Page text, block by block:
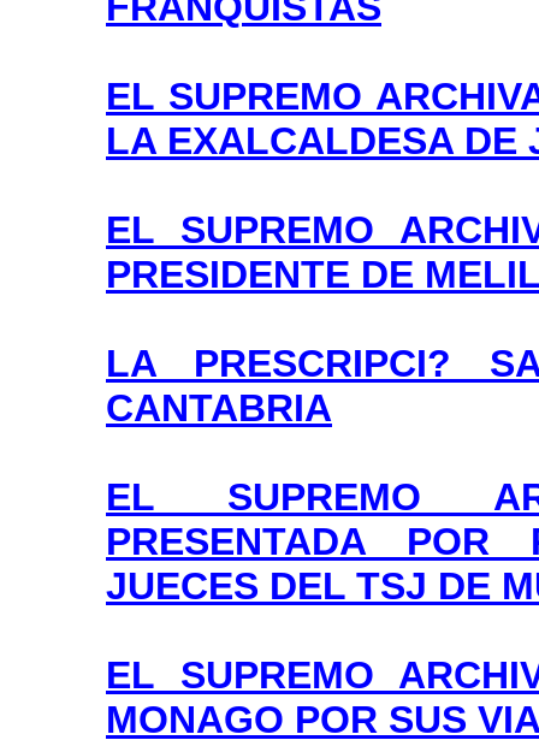
EL SUPREMO
LA EXALCALDESA DE
EL SUPREMO
PRESIDENTE DE
LA PRESCRIPCI?
CANTABRIA
EL SUPREMO
PRESENTADA POR
JUECES DEL TSJ DE
EL SUPREMO
MONAGO POR SUS